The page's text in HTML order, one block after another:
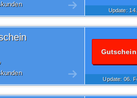
Update: 14.
Update: 06.